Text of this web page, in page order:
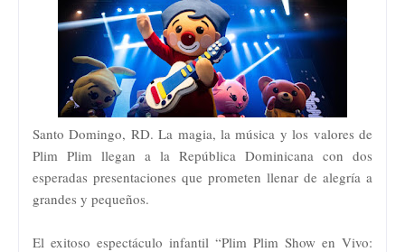
Santo Domingo, RD. La magia, la música y los valores de
Plim Plim llegan a la República Dominicana con dos
esperadas presentaciones que prometen llenar de alegría a
grandes y pequeños.
El exitoso espectáculo infantil “Plim Plim Show en Vivo: